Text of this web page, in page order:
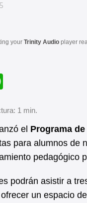
your Trinity Audio player
at
s
A
p
p
el Programa
para alumnos de
pedagógico
podrán asistir a
un espacio